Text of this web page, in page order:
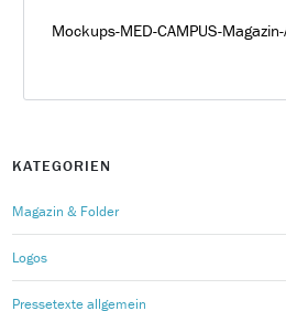
Mockups-MED-CAMPUS-
KATEGORIEN
Magazin & Folder
Logos
Pressetexte allgemein